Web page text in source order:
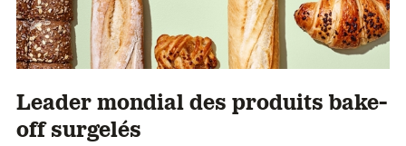
Leader mondial des produits bake-
off surgelés